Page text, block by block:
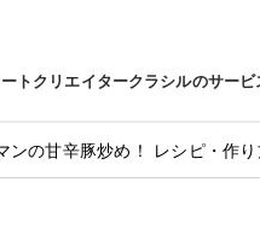
トクリエイタークラシルのサービ
ンの甘辛豚炒め！ レシピ・作